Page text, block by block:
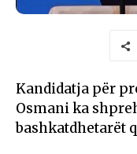
Kandidatja për
Osmani ka
bashkatdhetarët